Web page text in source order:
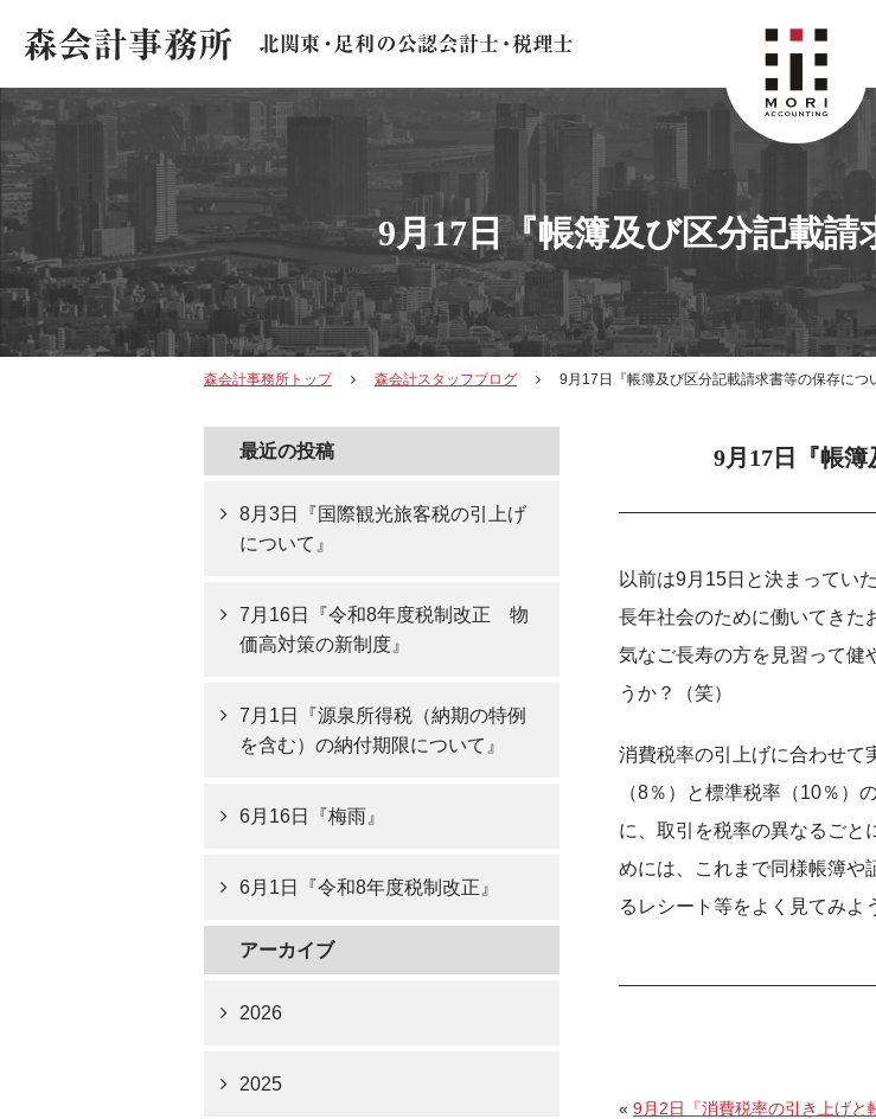
北関東 足利市の公認会計士・税理
9月17日『帳簿及び区分記載請
森会計事務所トップ 森会計スタッフブログ 9月17日『帳簿及び区分記載請求書等の保存につ
9月17日『帳簿
以前は9月15日と決まってい
長年社会のために働いてきた
気なご長寿の方を見習って健
うか？（笑）
消費税率の引上げに合わせて
（8％）と標準税率（10％）
に、取引を税率の異なるごと
めには、これまで同様帳簿や
るレシート等をよく見てみよ
« 9月2日『消費税率の引き上げと
最近の投稿
8月3日『国際観光旅客税の引上げ
について』
7月16日『令和8年度税制改正 物
価高対策の新制度』
7月1日『源泉所得税（納期の特例
を含む）の納付期限について』
6月16日『梅雨』
6月1日『令和8年度税制改正』
アーカイブ
2026
2025